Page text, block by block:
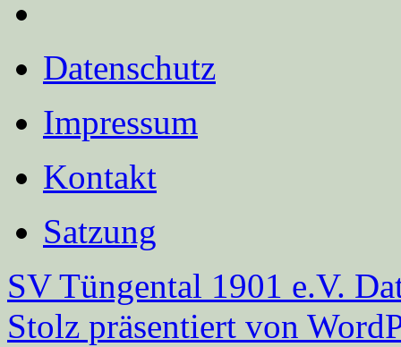
Datenschutz
Impressum
Kontakt
Satzung
SV Tüngental 1901 e.V.
Stolz präsentiert von